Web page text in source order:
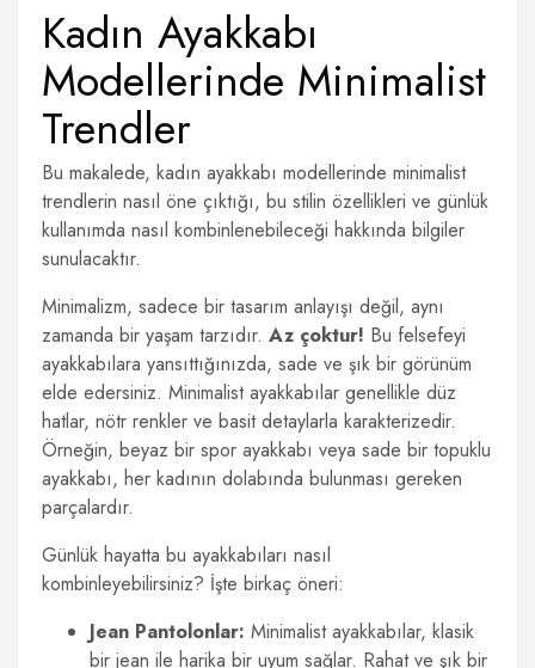
Kadın Ayakkabı
Modellerinde Minimalist
Trendler
Bu makalede, kadın ayakkabı modellerinde minimalist
trendlerin nasıl öne çıktığı, bu stilin özellikleri ve günlük
kullanımda nasıl kombinlenebileceği hakkında bilgiler
sunulacaktır.
Minimalizm, sadece bir tasarım anlayışı değil, aynı
zamanda bir yaşam tarzıdır. Az çoktur! Bu felsefeyi
ayakkabılara yansıttığınızda, sade ve şık bir görünüm
elde edersiniz. Minimalist ayakkabılar genellikle düz
hatlar, nötr renkler ve basit detaylarla karakterizedir.
Örneğin, beyaz bir spor ayakkabı veya sade bir topuklu
ayakkabı, her kadının dolabında bulunması gereken
parçalardır.
Günlük hayatta bu ayakkabıları nasıl
kombinleyebilirsiniz? İşte birkaç öneri:
Jean Pantolonlar: Minimalist ayakkabılar, klasik
bir jean ile harika bir uyum sağlar. Rahat ve şık bir